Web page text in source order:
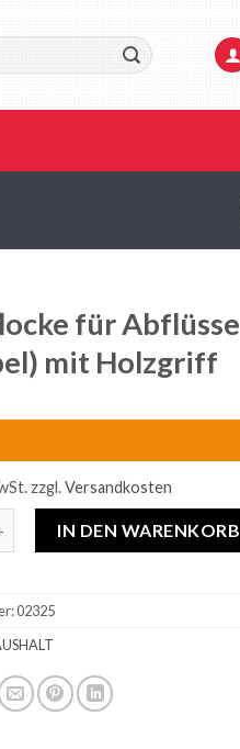
für Abflüsse
mit Holzgriff
zzgl.Versandkosten
IN DEN WARENKORB
02325